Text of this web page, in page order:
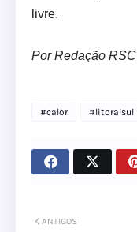
livre.
Por Redação RSC
#calor #litoralsul
ANTIGOS